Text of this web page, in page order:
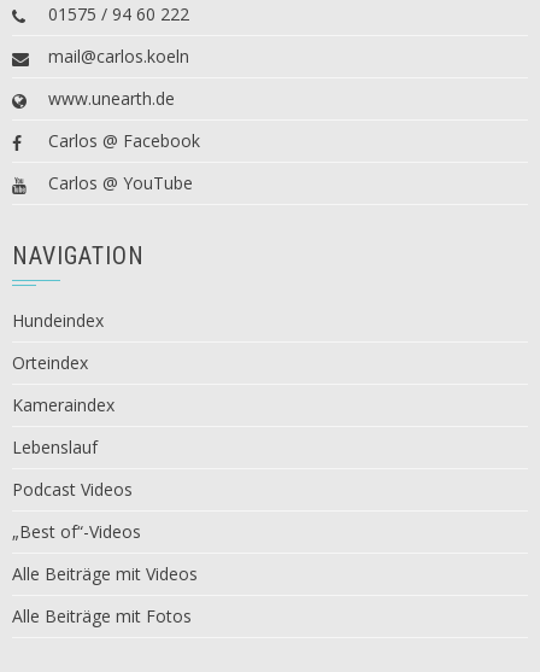
01575 / 94 60 222
mail@carlos.koeln
www.unearth.de
Carlos @ Facebook
Carlos @ YouTube
NAVIGATION
Hundeindex
Orteindex
Kameraindex
Lebenslauf
Podcast Videos
„Best of“-Videos
Alle Beiträge mit Videos
Alle Beiträge mit Fotos